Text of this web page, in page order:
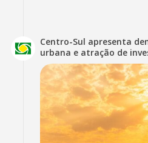
Centro-Sul apresenta
urbana e atração de